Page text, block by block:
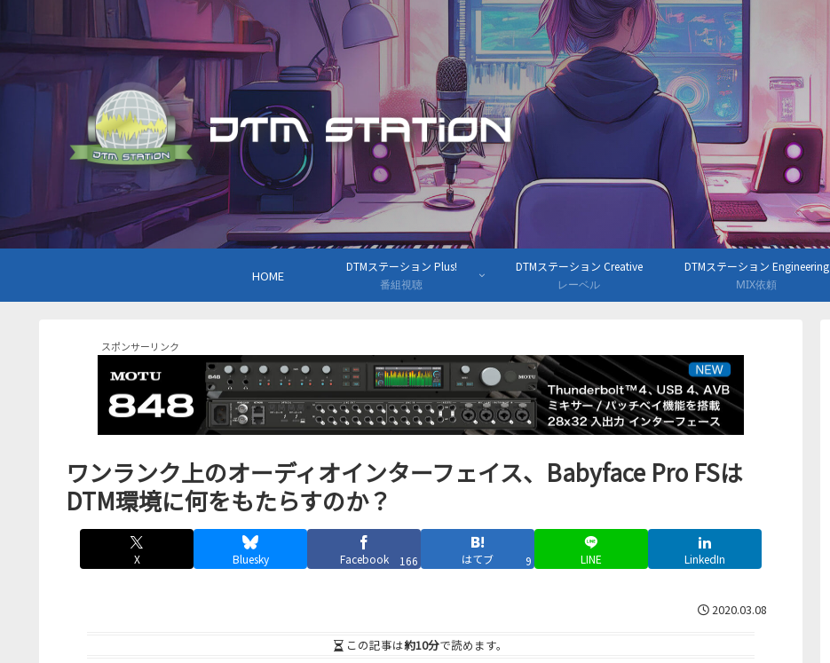
HOME
DTMステーション Plus!
番組視聴
DTMステーション Creative
レーベル
DTMステーション Engineering
MIX依頼
スポンサーリンク
ワンランク上のオーディオインターフェイス、Babyface Pro FSは
DTM環境に何をもたらすのか？
X Bluesky Facebook 166 はてブ 9 LINE LinkedIn
2020.03.08
この記事は約10分で読めます。